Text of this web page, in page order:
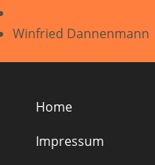
Winfried Dannenmann
Home
Impressum